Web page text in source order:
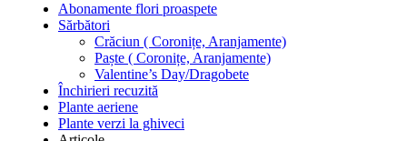
Abonamente flori proaspete
Sărbători
Crăciun ( Coronițe, Aranjamente)
Paște ( Coronițe, Aranjamente)
Valentine’s Day/Dragobete
Închirieri recuzită
Plante aeriene
Plante verzi la ghiveci